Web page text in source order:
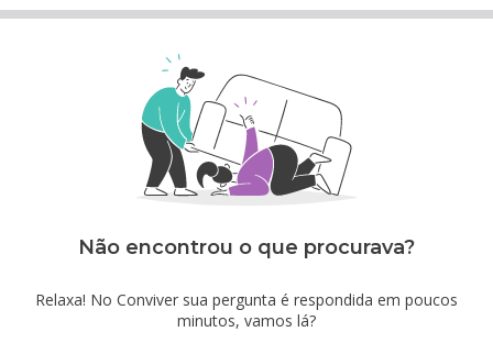
Não encontrou o que procurava?
Relaxa! No Conviver sua pergunta é respondida em poucos
minutos, vamos lá?